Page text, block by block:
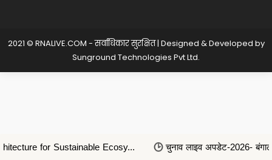
2021 © RNALIVE.COM - सर्वाधिकार सुरक्षित| Designed & Developed by
Sunground Technologies Pvt Ltd.
Sustainable Ecosy... चुनाव लाइव अपडेट-2026- बंगाल,